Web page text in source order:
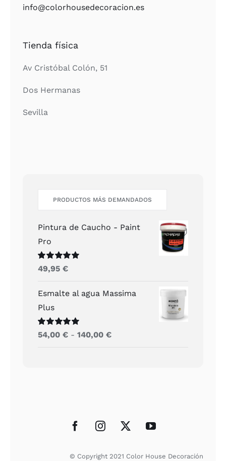
info@colorhousedecoracion.es
Tienda física
Av Cristóbal Colón, 51
Dos Hermanas
Sevilla
PRODUCTOS MÁS DEMANDADOS
Pintura de Caucho - Paint
Pro
Valorado
con
49,95€
Esmalte al agua Massima
Plus
Valorado
con
54,00€ - 140,00€Rango
140,00 €
© Copyright 2021 Color House Decoración